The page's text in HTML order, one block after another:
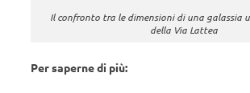
Il confronto tra le dimensioni di una galassia
della Via Lattea
Per saperne di più: